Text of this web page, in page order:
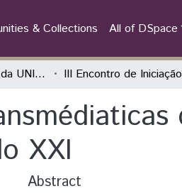
& Collections All of DSpace
Iniciação Científica da UNILA (IC)
XXI
Abstract